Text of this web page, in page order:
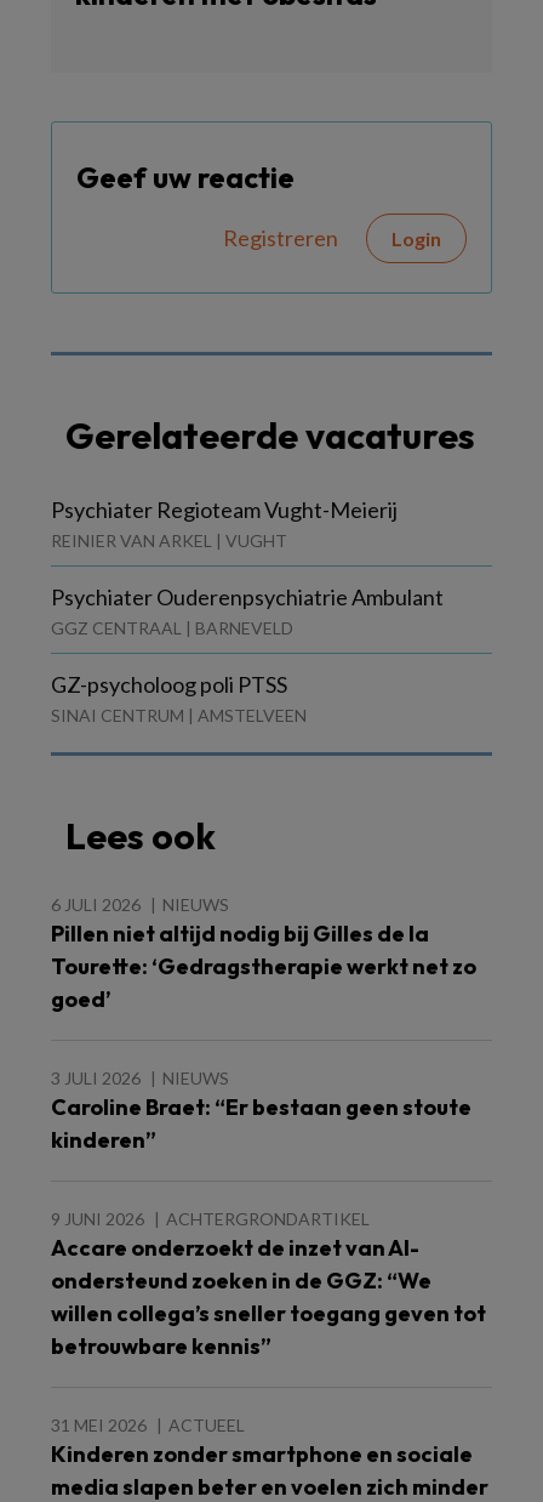
Geef uw reactie
Registreren Login
Gerelateerde vacatures
Psychiater Regioteam Vught-Meierij
REINIER VAN ARKEL | VUGHT
Psychiater Ouderenpsychiatrie Ambulant
GGZ CENTRAAL | BARNEVELD
GZ-psycholoog poli PTSS
SINAI CENTRUM | AMSTELVEEN
Lees ook
6 JULI 2026 NIEUWS
Pillen niet altijd nodig bij Gilles de la
Tourette: ‘Gedragstherapie werkt net zo
goed’
3 JULI 2026 NIEUWS
Caroline Braet: “Er bestaan geen stoute
kinderen”
9 JUNI 2026 ACHTERGRONDARTIKEL
Accare onderzoekt de inzet van AI-
ondersteund zoeken in de GGZ: “We
willen collega’s sneller toegang geven tot
betrouwbare kennis”
31 MEI 2026 ACTUEEL
Kinderen zonder smartphone en sociale
media slapen beter en voelen zich minder